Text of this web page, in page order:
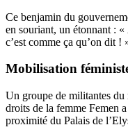
Ce benjamin du
en souriant, un étonnant :
c’est comme ça qu’on dit !
Mobilisation
Un groupe de militantes du
droits de la femme Femen
proximité du Palais de